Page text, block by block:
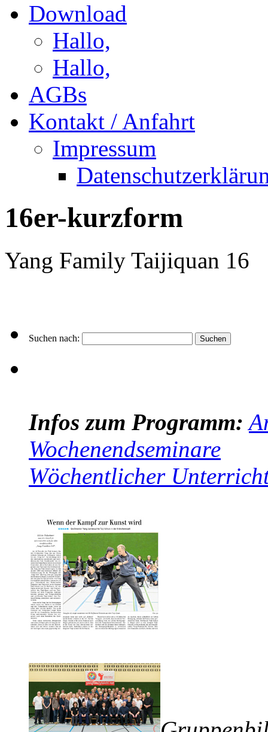
Download
Hallo,
Hallo,
AGBs
Kontakt / Anfahrt
Impressum
16er-kurzform
Yang Family Taijiquan 16
Suchen nach:
Infos zum Programm:
Wochenendseminare
Wöchentlicher